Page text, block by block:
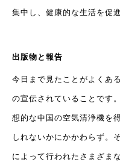
集中し、健康的な生活を促進
出版物と報告
今日まで見たことがよくあ
の宣伝されていることです。
想的な中国の空気清浄機を
しれないかにかかわらず。
によって行われたさまざま